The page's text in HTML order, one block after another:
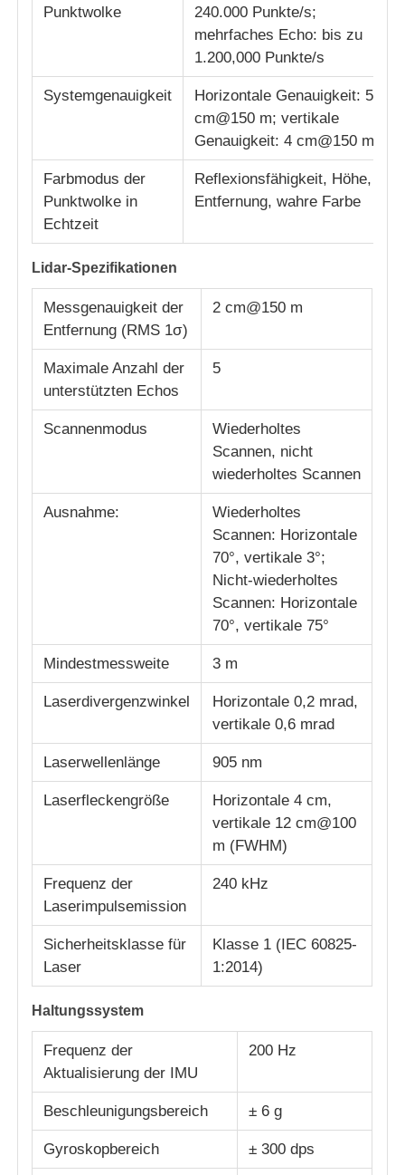
Werksbesichtigung
KONTAKTIEREN SIE UNS
Neuigkeiten
Rechtssachen
Industrie-Drohnen
Landwirtschafts-Sprühbrummen
Wärmebildzielfernrohr
Laser-Entfernungsmesser
Punktwolke
240.000 Punkte/s;
mehrfaches Echo: bis zu
1.200,000 Punkte/s
Systemgenauigkeit
Horizontale Genauigkeit: 5
cm@150 m; vertikale
Genauigkeit: 4 cm@150 m
Farbmodus der
Punktwolke in
Echtzeit
Reflexionsfähigkeit, Höhe,
Entfernung, wahre Farbe
Lidar-Spezifikationen
Messgenauigkeit der
Entfernung (RMS 1σ)
2 cm@150 m
Maximale Anzahl der
unterstützten Echos
5
Scannenmodus
Wiederholtes
Scannen, nicht
wiederholtes Scannen
Ausnahme:
Wiederholtes
Scannen: Horizontale
70°, vertikale 3°;
Nicht-wiederholtes
Scannen: Horizontale
70°, vertikale 75°
Mindestmessweite 3 m
Laserdivergenzwinkel
Horizontale 0,2 mrad,
vertikale 0,6 mrad
Laserwellenlänge 905 nm
Laserfleckengröße
Horizontale 4 cm,
vertikale 12 cm@100
m (FWHM)
Frequenz der
Laserimpulsemission
240 kHz
Sicherheitsklasse für
Laser
Klasse 1 (IEC 60825-
1:2014)
Haltungssystem
Frequenz der
Aktualisierung der IMU
200 Hz
Beschleunigungsbereich ± 6 g
Gyroskopbereich ± 300 dps